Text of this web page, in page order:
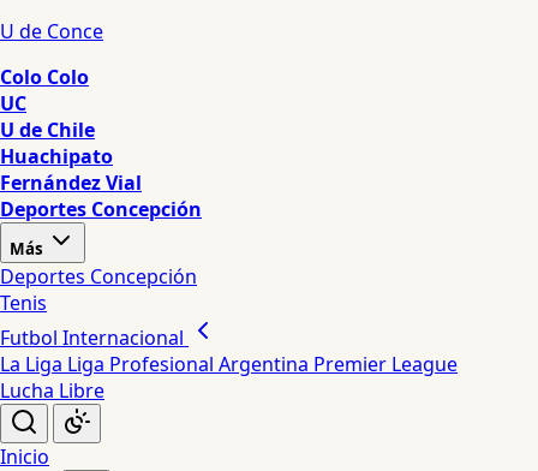
U de Conce
Colo Colo
UC
U de Chile
Huachipato
Fernández Vial
Deportes Concepción
Más
Deportes Concepción
Tenis
Futbol Internacional
La Liga Liga Profesional Argentina Premier League
Lucha Libre
Inicio